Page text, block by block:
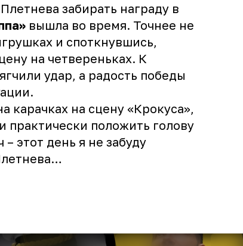
забирать награду в
вышла во время. Точнее не
и споткнувшись,
на четвереньках. К
удар, а радость победы
карачках на сцену «Крокуса»,
практически положить голову
этот день я не забуду